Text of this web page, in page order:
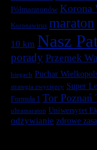
Półmaratonów Korona
Koronawirus maraton
10 km Nasz
porady Przemek
biegach Puchar
strategia zwycięzcy Super
Formuła 1 Tor Poznań
ultramaraton Uniwersytet
odżywianie zdrowe